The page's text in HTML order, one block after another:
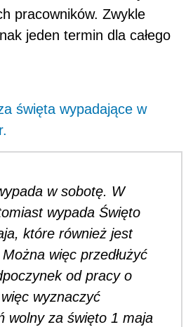
pracowników. Zwykle
jeden termin dla całego
święta wypadające w
w sobotę. W
wypada Święto
które również jest
więc przedłużyć
od pracy o
wyznaczyć
wolny za święto 1 maja